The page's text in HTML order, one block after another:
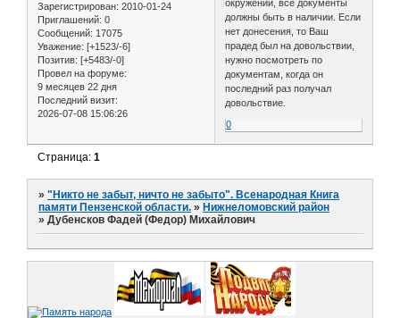
Зарегистрирован: 2010-01-24
Приглашений: 0
Сообщений: 17075
Уважение: [+1523/-6]
Позитив: [+5483/-0]
Провел на форуме:
9 месяцев 22 дня
Последний визит:
2026-07-08 15:06:26
окружении, все документы
должны быть в наличии. Если
нет донесения, то Ваш
прадед был на довольствии,
нужно посмотреть по
документам, когда он
последний раз получал
довольствие.
0
Страница:1
»"Никто не забыт, ничто не забыто". Всенародная Книга
памяти Пензенской области. » Нижнеломовский район
»Дубенсков Фадей (Федор) Михайлович